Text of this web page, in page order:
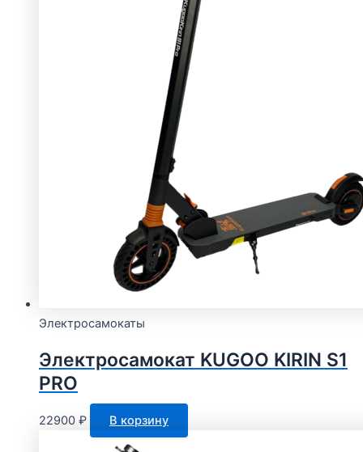
Электросамокаты
Электросамокат KUGOO KIRIN S1
PRO
22900 ₽ В корзину